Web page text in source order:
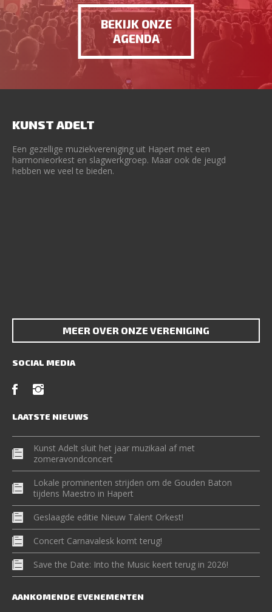
BEKIJK ONZE
AGENDA
KUNST ADELT
Een gezellige muziekvereniging uit Hapert met een
harmonieorkest en slagwerkgroep. Maar ook de jeugd
hebben we veel te bieden.
MEER OVER ONZE VERENIGING
SOCIAL MEDIA
LAATSTE NIEUWS
Kunst Adelt sluit het jaar muzikaal af met
zomeravondconcert
Lokale prominenten strijden om de Gouden Baton
tijdens Maestro in Hapert
Geslaagde editie Nieuw Talent Orkest!
Concert Carnavalesk komt terug!
Save the Date: Into the Music keert terug in 2026!
AANKOMENDE EVENEMENTEN